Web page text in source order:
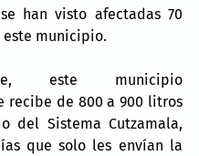
han visto afectadas 70
este municipio.
este municipio
recibe de 800 a 900 litros
del Sistema Cutzamala,
que solo les envían la